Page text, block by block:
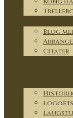
Blog
Citater